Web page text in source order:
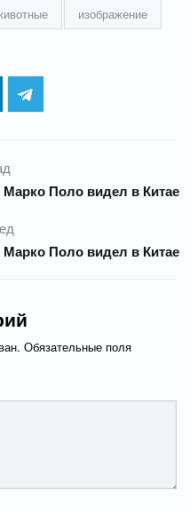
изображение
Марко Поло видел в Китае
Марко Поло видел в Китае
Обязательные поля